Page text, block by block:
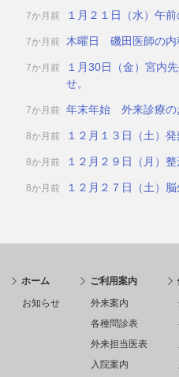
7か月前 １月２１日（水）午
7か月前 木曜日 磯田医師の内
7か月前
１月30日（金）宮内
せ。
7か月前 年末年始 外来診療の
8か月前 １２月１３日（土）
8か月前 １２月２９日（月）
8か月前 １２月２７日（土）
ホーム
お知らせ
ご利用案内
外来案内
各種問診表
外来担当医表
入院案内